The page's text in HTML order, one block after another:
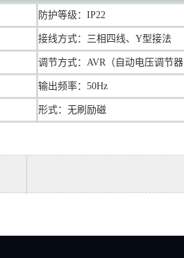
防护等级：IP22
接线方式：三相四线、Y型接法
调节方式：AVR（自动电压调节
输出频率：50Hz
形式：无刷励磁